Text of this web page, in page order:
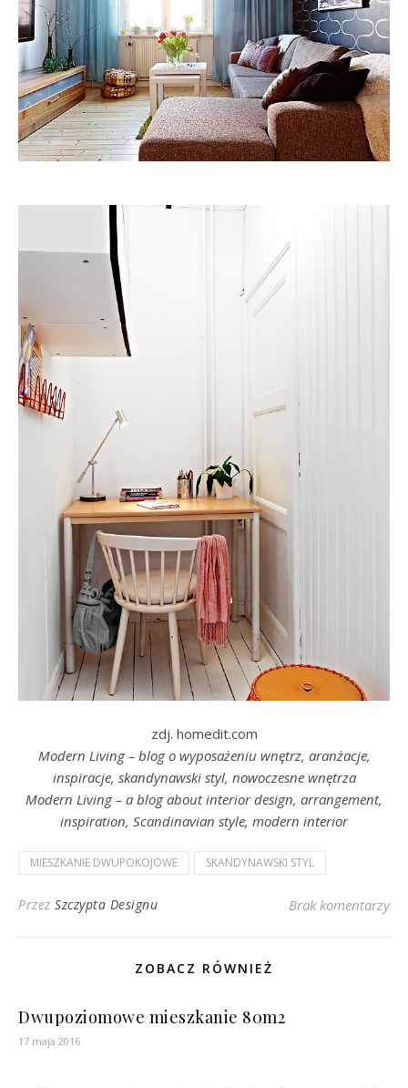
zdj. homedit.com
Modern Living – blog o wyposażeniu wnętrz, aranżacje,
inspiracje, skandynawski styl, nowoczesne wnętrza
Modern Living – a blog about interior design, arrangement,
inspiration, Scandinavian style, modern interior
MIESZKANIE DWUPOKOJOWE SKANDYNAWSKI STYL
Przez Szczypta Designu Brak komentarzy
ZOBACZ RÓWNIEŻ
Dwupoziomowe mieszkanie 80m2
17 maja 2016